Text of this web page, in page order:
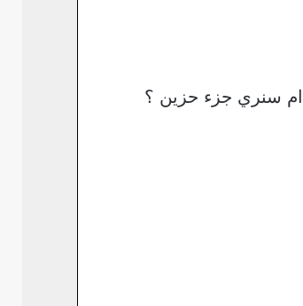
سنري جزء حزين ؟